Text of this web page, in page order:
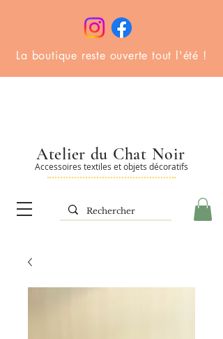
La boutique reste ouverte tout l'été !
Accessoires textiles et objets décoratifs
Atelier du Chat Noir